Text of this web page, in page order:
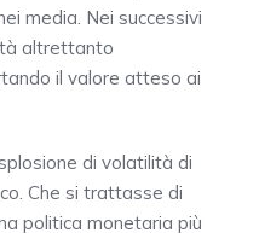
media. Nei successivi
altrettanto
il valore atteso ai
di volatilità di
Che si trattasse di
politica monetaria più